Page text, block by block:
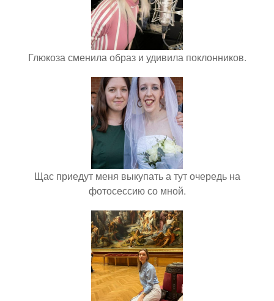
Глюкоза сменила образ и удивила поклонников.
Щас приедут меня выкупать а тут очередь на
фотосессию со мной.